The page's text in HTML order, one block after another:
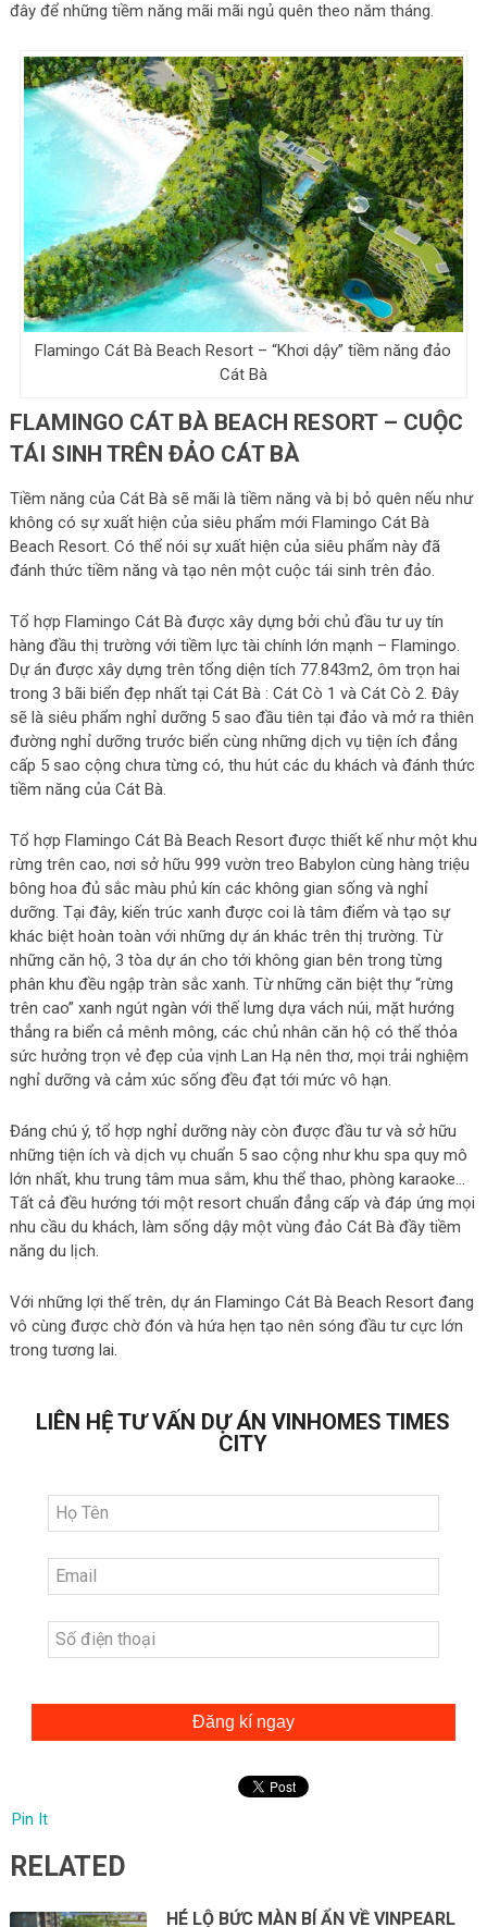
đây để những tiềm năng mãi mãi ngủ quên theo năm tháng.
Flamingo Cát Bà Beach Resort – “Khơi dậy” tiềm năng đảo
Cát Bà
FLAMINGO CÁT BÀ BEACH RESORT – CUỘC
TÁI SINH TRÊN ĐẢO CÁT BÀ
Tiềm năng của Cát Bà sẽ mãi là tiềm năng và bị bỏ quên nếu như
không có sự xuất hiện của siêu phẩm mới Flamingo Cát Bà
Beach Resort. Có thể nói sự xuất hiện của siêu phẩm này đã
đánh thức tiềm năng và tạo nên một cuộc tái sinh trên đảo.
Tổ hợp Flamingo Cát Bà được xây dựng bởi chủ đầu tư uy tín
hàng đầu thị trường với tiềm lực tài chính lớn mạnh – Flamingo.
Dự án được xây dựng trên tổng diện tích 77.843m2, ôm trọn hai
trong 3 bãi biển đẹp nhất tại Cát Bà : Cát Cò 1 và Cát Cò 2. Đây
sẽ là siêu phẩm nghỉ dưỡng 5 sao đầu tiên tại đảo và mở ra thiên
đường nghỉ dưỡng trước biển cùng những dịch vụ tiện ích đẳng
cấp 5 sao cộng chưa từng có, thu hút các du khách và đánh thức
tiềm năng của Cát Bà.
Tổ hợp Flamingo Cát Bà Beach Resort được thiết kế như một khu
rừng trên cao, nơi sở hữu 999 vườn treo Babylon cùng hàng triệu
bông hoa đủ sắc màu phủ kín các không gian sống và nghỉ
dưỡng. Tại đây, kiến trúc xanh được coi là tâm điểm và tạo sự
khác biệt hoàn toàn với những dự án khác trên thị trường. Từ
những căn hộ, 3 tòa dự án cho tới không gian bên trong từng
phân khu đều ngập tràn sắc xanh. Từ những căn biệt thự “rừng
trên cao” xanh ngút ngàn với thế lưng dựa vách núi, mặt hướng
thẳng ra biển cả mênh mông, các chủ nhân căn hộ có thể thỏa
sức hưởng trọn vẻ đẹp của vịnh Lan Hạ nên thơ, mọi trải nghiệm
nghỉ dưỡng và cảm xúc sống đều đạt tới mức vô hạn.
Đáng chú ý, tổ hợp nghỉ dưỡng này còn được đầu tư và sở hữu
những tiện ích và dịch vụ chuẩn 5 sao cộng như khu spa quy mô
lớn nhất, khu trung tâm mua sắm, khu thể thao, phòng karaoke…
Tất cả đều hướng tới một resort chuẩn đẳng cấp và đáp ứng mọi
nhu cầu du khách, làm sống dậy một vùng đảo Cát Bà đầy tiềm
năng du lịch.
Với những lợi thế trên, dự án Flamingo Cát Bà Beach Resort đang
vô cùng được chờ đón và hứa hẹn tạo nên sóng đầu tư cực lớn
trong tương lai.
LIÊN HỆ TƯ VẤN DỰ ÁN VINHOMES TIMES
CITY
Đăng kí ngay
Pin It
RELATED
HÉ LỘ BỨC MÀN BÍ ẨN VỀ VINPEARL